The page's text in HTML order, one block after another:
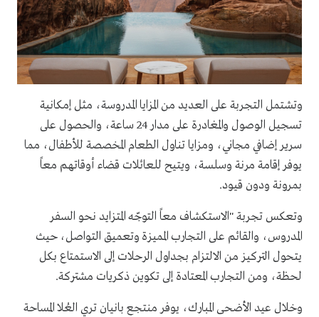
وتشتمل التجربة على العديد من المزايا المدروسة، مثل إمكانية
تسجيل الوصول والمغادرة على مدار 24 ساعة، والحصول على
سرير إضافي مجاني، ومزايا تناول الطعام المخصصة للأطفال، مما
يوفر إقامة مرنة وسلسة، ويتيح للعائلات قضاء أوقاتهم معاً
بمرونة ودون قيود.
وتعكس تجربة "الاستكشاف معاً التوجّه المتزايد نحو السفر
المدروس، والقائم على التجارب المميزة وتعميق التواصل، حيث
يتحول التركيز من الالتزام بجداول الرحلات إلى الاستمتاع بكل
لحظة، ومن التجارب المعتادة إلى تكوين ذكريات مشتركة.
وخلال عيد الأضحى المبارك، يوفر منتجع بانيان تري العُلا المساحة